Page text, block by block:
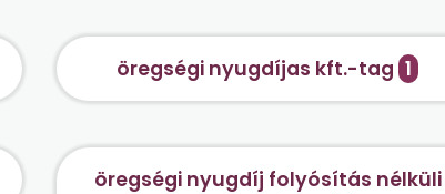
öregségi nyugdíjas kft.-tag 1
öregségi nyugdíj folyósítás nélküli